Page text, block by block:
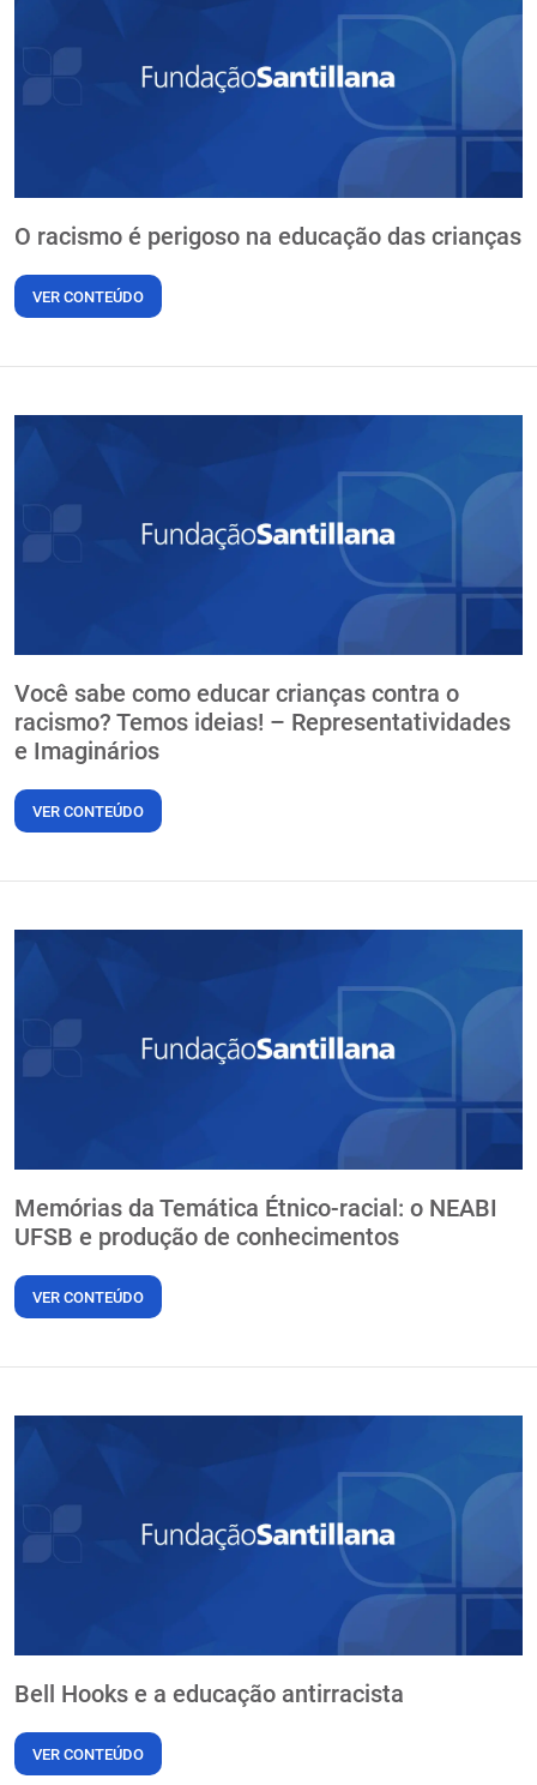
PT
O racismo é perigoso na educação das crianças
VER CONTEÚDO
Você sabe como educar crianças contra o
racismo? Temos ideias! – Representatividades
e Imaginários
VER CONTEÚDO
Memórias da Temática Étnico-racial: o NEABI
UFSB e produção de conhecimentos
VER CONTEÚDO
Bell Hooks e a educação antirracista
VER CONTEÚDO